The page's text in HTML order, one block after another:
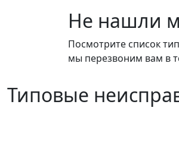
Не нашли
Посмотрите список
мы перезвоним вам в
Типовые